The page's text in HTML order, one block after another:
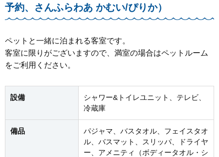
予約、さんふらわあ かむい/ぴりか）
ペットと一緒に泊まれる客室です。
客室に限りがございますので、満室の場合はペットルーム
をご利用ください。
設備
シャワー&トイレユニット、テレビ、
冷蔵庫
備品
パジャマ、バスタオル、フェイスタオ
ル、バスマット、スリッパ、ドライヤ
ー、アメニティ（ボディータオル・シ